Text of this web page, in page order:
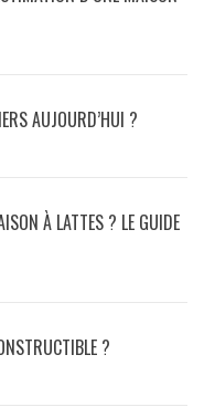
AUJOURD’HUI ?
À LATTES ? LE GUIDE
?